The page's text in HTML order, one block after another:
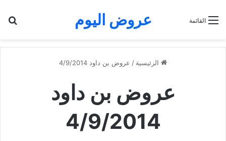
عروض اليوم القائمة
الرئيسية / عروض بن داود 4/9/2014
عروض بن داود
4/9/2014